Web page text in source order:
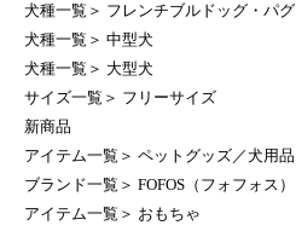
犬種一覧 ＞ フレンチブルドッグ・パグ
犬種一覧 ＞ 中型犬
犬種一覧 ＞ 大型犬
サイズ一覧 ＞ フリーサイズ
新商品
アイテム一覧 ＞ ペットグッズ／犬用品
ブランド一覧 ＞ FOFOS（フォフォス）
アイテム一覧 ＞ おもちゃ